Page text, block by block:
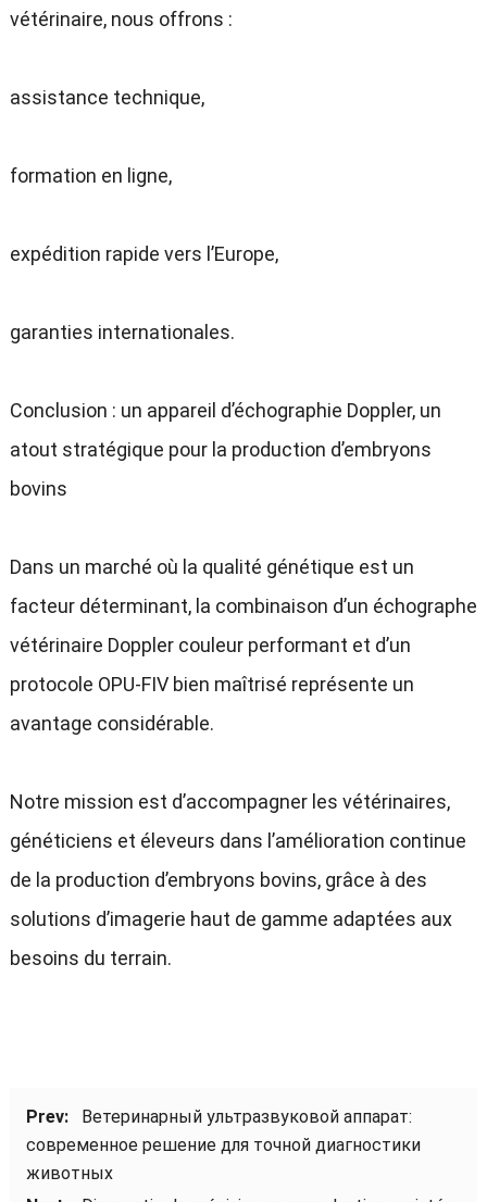
vétérinaire, nous offrons :
assistance technique,
formation en ligne,
expédition rapide vers l’Europe,
garanties internationales.
Conclusion : un appareil d’échographie Doppler, un
atout stratégique pour la production d’embryons
bovins
Dans un marché où la qualité génétique est un
facteur déterminant, la combinaison d’un échographe
vétérinaire Doppler couleur performant et d’un
protocole OPU-FIV bien maîtrisé représente un
avantage considérable.
Notre mission est d’accompagner les vétérinaires,
généticiens et éleveurs dans l’amélioration continue
de la production d’embryons bovins, grâce à des
solutions d’imagerie haut de gamme adaptées aux
besoins du terrain.
Prev:
Ветеринарный ультразвуковой аппарат:
современное решение для точной диагностики
животных